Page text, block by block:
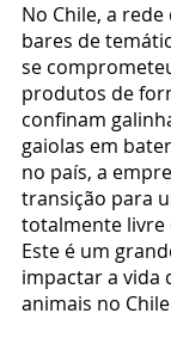
No Chile, a
bares de
se
produtos de
confinam
gaiolas em
no país, a
transição para
totalmente livre
Este é um
impactar a vida
animais no